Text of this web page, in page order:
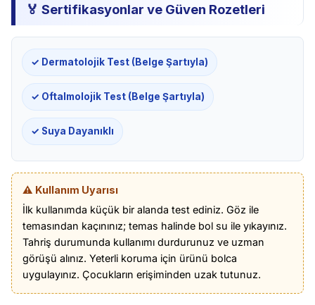
🏅 Sertifikasyonlar ve Güven Rozetleri
✓ Dermatolojik Test (Belge Şartıyla)
✓ Oftalmolojik Test (Belge Şartıyla)
✓ Suya Dayanıklı
⚠️ Kullanım Uyarısı
İlk kullanımda küçük bir alanda test ediniz. Göz ile
temasından kaçınınız; temas halinde bol su ile yıkayınız.
Tahriş durumunda kullanımı durdurunuz ve uzman
görüşü alınız. Yeterli koruma için ürünü bolca
uygulayınız. Çocukların erişiminden uzak tutunuz.